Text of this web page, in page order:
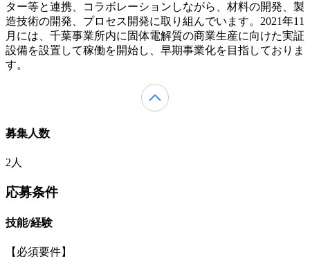
ター等と連携、コラボレーションしながら、材料の開発、製
造技術の開発、プロセス開発に取り組んでいます。2021年11
月には、千葉事業所内に固体電解質の商業生産に向けた実証
設備を設置して稼働を開始し、早期事業化を目指しておりま
す。
募集人数
2人
応募条件
技能/経験
【必須要件】